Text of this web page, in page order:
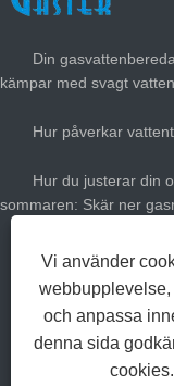
Din
kämpar med svagt
Hur påverkar
Hur du justerar din
sommaren: Skär ner
Hur stor
Copyright
Vi använder
och anpassa
denna sida
cookies.